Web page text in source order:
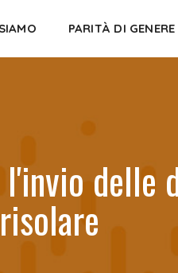
PARITÀ DI GENERE
delle